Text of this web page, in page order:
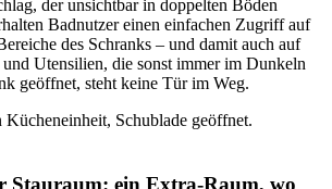
der unsichtbar in doppelten Böden
Badnutzer einen einfachen Zugriff auf
des Schranks – und damit auch auf
Utensilien, die sonst immer im Dunkeln
geöffnet, steht keine Tür im Weg.
Stauraum: ein Extra-Raum, wo